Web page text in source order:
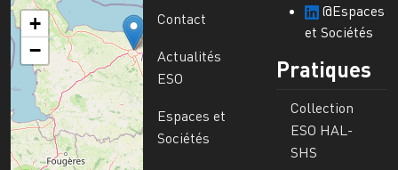
+
−
Contact
Actualités
ESO
Espaces et
Sociétés
@Espaces
et Sociétés
Pratiques
Collection
ESO HAL-
SHS